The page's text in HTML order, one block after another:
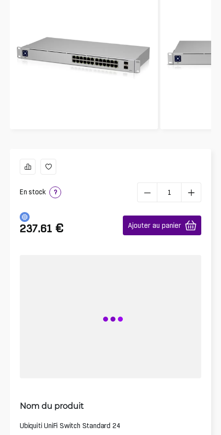
En stock ?
237.61 € Ajouter au panier
Nom du produit
Ubiquiti UniFi Switch Standard 24